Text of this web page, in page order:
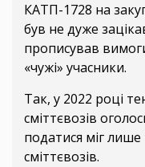
КАТП-1728 на
був не дуже
прописував
«чужі» учасники.
Так, у 2022 році
сміттєвозів
податися міг
сміттєвозів.